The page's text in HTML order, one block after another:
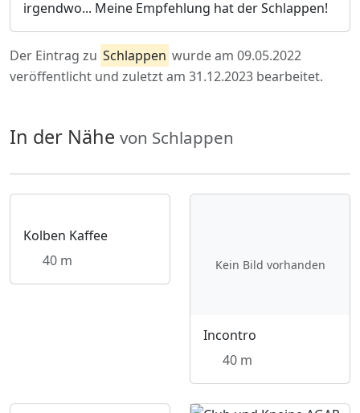
irgendwo... Meine Empfehlung hat der Schlappen!
Der Eintrag zu Schlappen wurde am 09.05.2022
veröffentlicht und zuletzt am 31.12.2023 bearbeitet.
In der Nähe von Schlappen
Kolben Kaffee
40 m
Kein Bild vorhanden
Incontro
40 m